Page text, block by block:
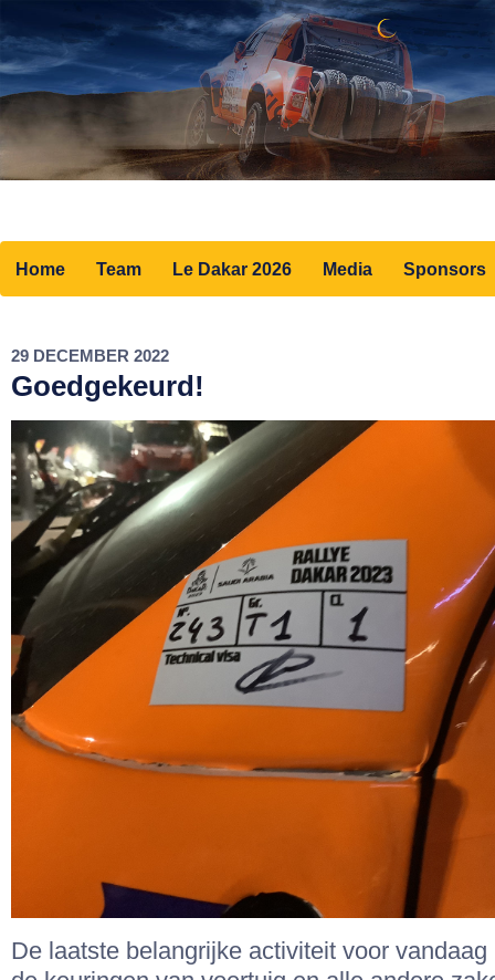
Home Team Le Dakar 2026 Media Sponsors
29 DECEMBER 2022
Goedgekeurd!
De laatste belangrijke activiteit voor